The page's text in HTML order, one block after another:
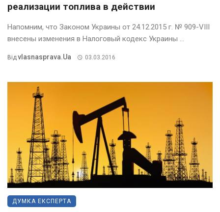
реализации топлива в действии
Напомним, что Законом Украины от 24.12.2015 г. № 909-VIII
внесены изменения в Налоговый кодекс Украины ...
ВідVlasnasprava.ua 03.03.2016
ДУМКА ЕКСПЕРТА